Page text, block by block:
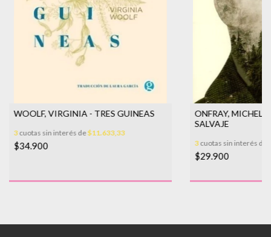
WOOLF, VIRGINIA - TRES GUINEAS
3cuotas sin interés de$11.633,33
$34.900
ONFRAY, MICHEL -
SALVAJE
3cuotas sin interés de
$29.900